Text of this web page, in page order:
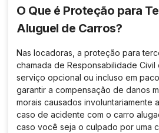
O Que é Proteção para
Aluguel de Carros?
Nas locadoras, a proteção para
chamada de Responsabilidade Civil
serviço opcional ou incluso em
garantir a compensação de danos
morais causados involuntariamente
caso de acidente com o carro
caso você seja o culpado por uma